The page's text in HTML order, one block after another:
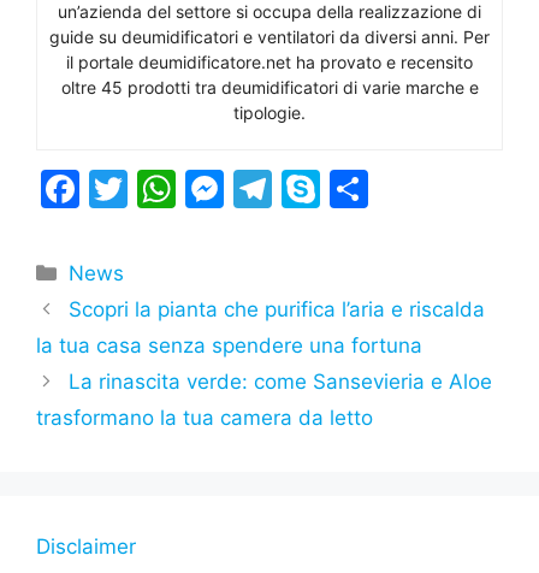
un’azienda del settore si occupa della realizzazione di
guide su deumidificatori e ventilatori da diversi anni. Per
il portale deumidificatore.net ha provato e recensito
oltre 45 prodotti tra deumidificatori di varie marche e
tipologie.
F
c
e
b
o
o
T
er
W
s
A
p
p
M
s
e
n
g
T
gr
a
m
S
p
e
di
vi
di
Categorie
News
Scopri la pianta che purifica l’aria e riscalda
la tua casa senza spendere una fortuna
La rinascita verde: come Sansevieria e Aloe
trasformano la tua camera da letto
Disclaimer